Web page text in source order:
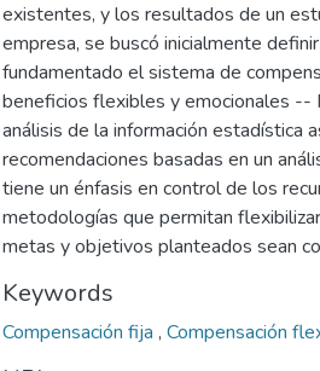
existentes, y los resultados de un
empresa, se buscó inicialmente
fundamentado el sistema de
beneficios flexibles y emocionales --
análisis de la información estadística
recomendaciones basadas en un
tiene un énfasis en control de los
metodologías que permitan
metas y objetivos planteados sean
Keywords
Compensación fija , Compensación